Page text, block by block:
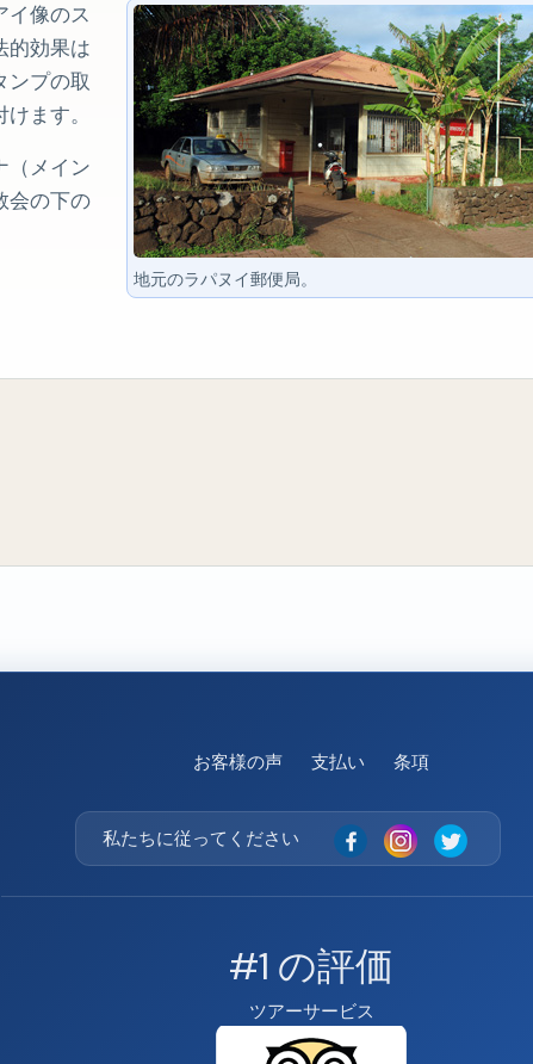
地元のラパヌイ郵便局。
イ像のス
的効果は
ンプの取
ます。
（メイン
会の下の
お客様の声 支払い 条項
私たちに従ってください
#1 の評価
ツアーサービス